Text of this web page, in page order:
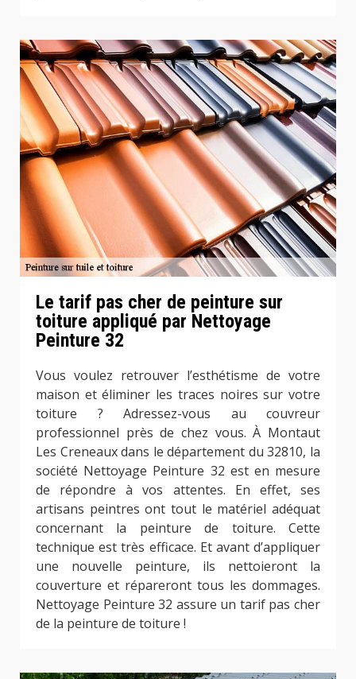
Le tarif pas cher de peinture sur
toiture appliqué par Nettoyage
Peinture 32
Vous voulez retrouver l’esthétisme de votre
maison et éliminer les traces noires sur votre
toiture ? Adressez-vous au couvreur
professionnel près de chez vous. À Montaut
Les Creneaux dans le département du 32810, la
société Nettoyage Peinture 32 est en mesure
de répondre à vos attentes. En effet, ses
artisans peintres ont tout le matériel adéquat
concernant la peinture de toiture. Cette
technique est très efficace. Et avant d’appliquer
une nouvelle peinture, ils nettoieront la
couverture et répareront tous les dommages.
Nettoyage Peinture 32 assure un tarif pas cher
de la peinture de toiture !